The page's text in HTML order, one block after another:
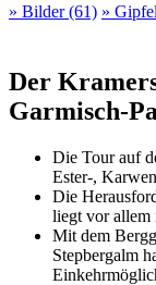
» Bilder (61) »
Der
Garmisch-
Die Tour auf
Ester-,
Die
liegt vor allem
Mit dem
Stepbergalm